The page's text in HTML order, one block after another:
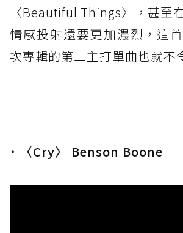
〈Beautiful Things〉，甚至
情感投射還要更加濃烈，這
次專輯的第二主打單曲也就不
˙ 〈Cry〉 Benson Boone